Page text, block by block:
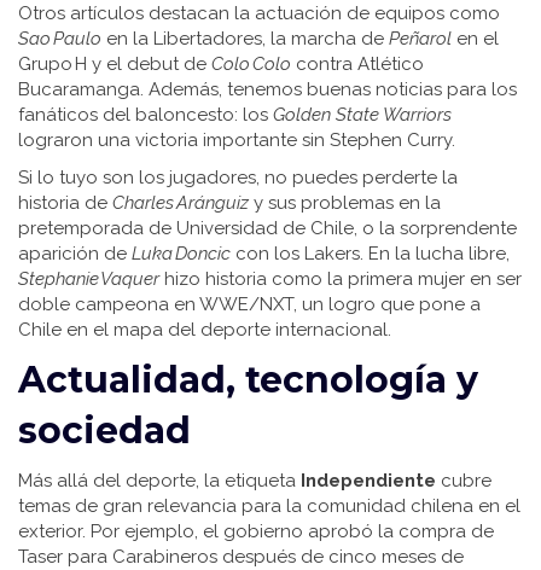
Otros artículos destacan la actuación de equipos como
Sao Paulo en la Libertadores, la marcha de Peñarol en el
Grupo H y el debut de Colo Colo contra Atlético
Bucaramanga. Además, tenemos buenas noticias para los
fanáticos del baloncesto: los Golden State Warriors
lograron una victoria importante sin Stephen Curry.
Si lo tuyo son los jugadores, no puedes perderte la
historia de Charles Aránguiz y sus problemas en la
pretemporada de Universidad de Chile, o la sorprendente
aparición de Luka Doncic con los Lakers. En la lucha libre,
Stephanie Vaquerhizo historia como la primera mujer en ser
doble campeona en WWE/NXT, un logro que pone a
Chile en el mapa del deporte internacional.
Actualidad, tecnología y
sociedad
Más allá del deporte, la etiqueta Independiente cubre
temas de gran relevancia para la comunidad chilena en el
exterior. Por ejemplo, el gobierno aprobó la compra de
Taser para Carabineros después de cinco meses de